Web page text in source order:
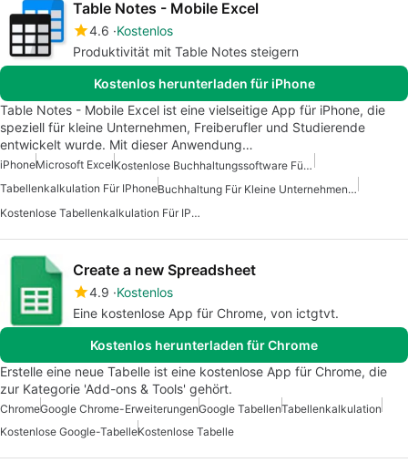
Table Notes - Mobile Excel
4.6 Kostenlos
Produktivität mit Table Notes steigern
Kostenlos herunterladen für iPhone
Table Notes - Mobile Excel ist eine vielseitige App für iPhone, die
speziell für kleine Unternehmen, Freiberufler und Studierende
entwickelt wurde. Mit dieser Anwendung…
iPhoneMicrosoft Excel
Kostenlose Buchhaltungssoftware Für Kleine Unternehmen Für IPhone
Tabellenkalkulation Für IPhone
Buchhaltung Für Kleine Unternehmen Für IPhone
Kostenlose Tabellenkalkulation Für IPhone
Create a new Spreadsheet
4.9 Kostenlos
Eine kostenlose App für Chrome, von ictgtvt.
Kostenlos herunterladen für Chrome
Erstelle eine neue Tabelle ist eine kostenlose App für Chrome, die
zur Kategorie 'Add-ons & Tools' gehört.
ChromeGoogle Chrome-ErweiterungenGoogle TabellenTabellenkalkulation
Kostenlose Google-TabelleKostenlose Tabelle